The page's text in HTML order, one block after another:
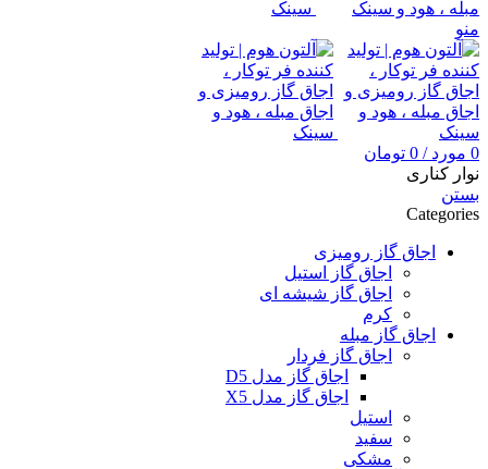
منو
0 مورد/
0 تومان
نوار کناری
بستن
Categories
اجاق گاز رومیزی
اجاق گاز استیل
اجاق گاز شیشه ای
کرم
اجاق گاز مبله
اجاق گاز فردار
اجاق گاز مدل D5
اجاق گاز مدل X5
استیل
سفید
مشکی